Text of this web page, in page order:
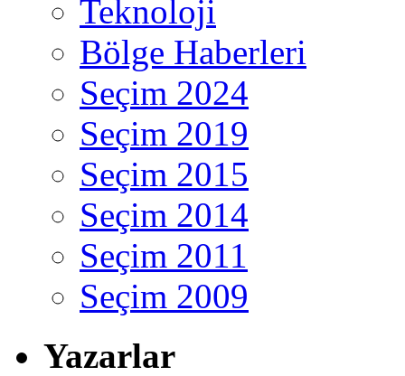
Teknoloji
Bölge Haberleri
Seçim 2024
Seçim 2019
Seçim 2015
Seçim 2014
Seçim 2011
Seçim 2009
Yazarlar